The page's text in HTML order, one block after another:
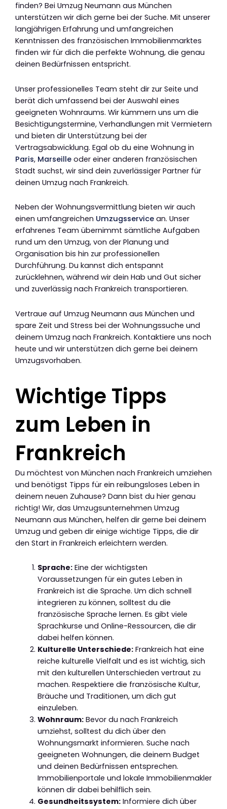
finden? Bei Umzug Neumann aus München
unterstützen wir dich gerne bei der Suche. Mit unserer
langjährigen Erfahrung und umfangreichen
Kenntnissen des französischen Immobilienmarktes
finden wir für dich die perfekte Wohnung, die genau
deinen Bedürfnissen entspricht.
Unser professionelles Team steht dir zur Seite und
berät dich umfassend bei der Auswahl eines
geeigneten Wohnraums. Wir kümmern uns um die
Besichtigungstermine, Verhandlungen mit Vermietern
und bieten dir Unterstützung bei der
Vertragsabwicklung. Egal ob du eine Wohnung in
Paris, Marseille oder einer anderen französischen
Stadt suchst, wir sind dein zuverlässiger Partner für
deinen Umzug nach Frankreich.
Neben der Wohnungsvermittlung bieten wir auch
einen umfangreichen Umzugsservice an. Unser
erfahrenes Team übernimmt sämtliche Aufgaben
rund um den Umzug, von der Planung und
Organisation bis hin zur professionellen
Durchführung. Du kannst dich entspannt
zurücklehnen, während wir dein Hab und Gut sicher
und zuverlässig nach Frankreich transportieren.
Vertraue auf Umzug Neumann aus München und
spare Zeit und Stress bei der Wohnungssuche und
deinem Umzug nach Frankreich. Kontaktiere uns noch
heute und wir unterstützen dich gerne bei deinem
Umzugsvorhaben.
Wichtige Tipps
zum Leben in
Frankreich
Du möchtest von München nach Frankreich umziehen
und benötigst Tipps für ein reibungsloses Leben in
deinem neuen Zuhause? Dann bist du hier genau
richtig! Wir, das Umzugsunternehmen Umzug
Neumann aus München, helfen dir gerne bei deinem
Umzug und geben dir einige wichtige Tipps, die dir
den Start in Frankreich erleichtern werden.
Sprache:Eine der wichtigsten
Voraussetzungen für ein gutes Leben in
Frankreich ist die Sprache. Um dich schnell
integrieren zu können, solltest du die
französische Sprache lernen. Es gibt viele
Sprachkurse und Online-Ressourcen, die dir
dabei helfen können.
Kulturelle Unterschiede:Frankreich hat eine
reiche kulturelle Vielfalt und es ist wichtig, sich
mit den kulturellen Unterschieden vertraut zu
machen. Respektiere die französische Kultur,
Bräuche und Traditionen, um dich gut
einzuleben.
Wohnraum:Bevor du nach Frankreich
umziehst, solltest du dich über den
Wohnungsmarkt informieren. Suche nach
geeigneten Wohnungen, die deinem Budget
und deinen Bedürfnissen entsprechen.
Immobilienportale und lokale Immobilienmakler
können dir dabei behilflich sein.
Gesundheitssystem:Informiere dich über